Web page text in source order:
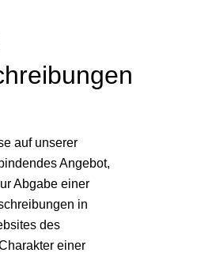
auf unserer
Angebot,
Abgabe einer
in
des
einer